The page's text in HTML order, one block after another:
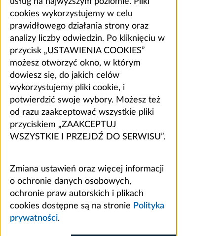
cookies wykorzystujemy w celu
prawidłowego działania strony oraz
analizy liczby odwiedzin. Po kliknięciu w
przycisk „USTAWIENIA COOKIES”
możesz otworzyć okno, w którym
dowiesz się, do jakich celów
wykorzystujemy pliki cookie, i
potwierdzić swoje wybory. Możesz też
od razu zaakceptować wszystkie pliki
przyciskiem „ZAAKCEPTUJ
WSZYSTKIE I PRZEJDŹ DO SERWISU”.
Zmiana ustawień oraz więcej informacji
o ochronie danych osobowych,
ochronie praw autorskich i plikach
cookies dostępne są na stronie Polityka
prywatności.